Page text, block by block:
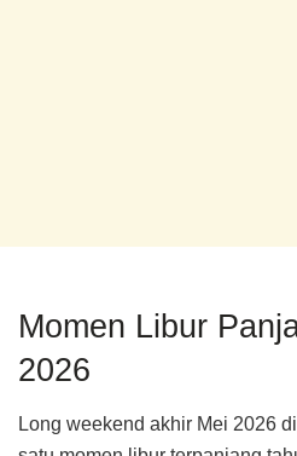
Momen Libur
2026
Long weekend akhir Mei 2026